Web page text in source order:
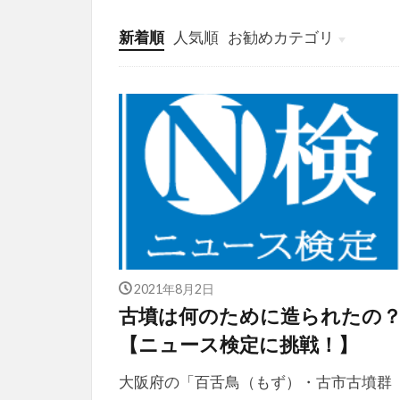
新着順 人気順 お勧めカテゴリ
投稿
学び
マンガ
電子書籍
2021年8月2日
古墳は何のために造られたの
【ニュース検定に挑戦！】
大阪府の「百舌鳥（もず）・古市古墳群